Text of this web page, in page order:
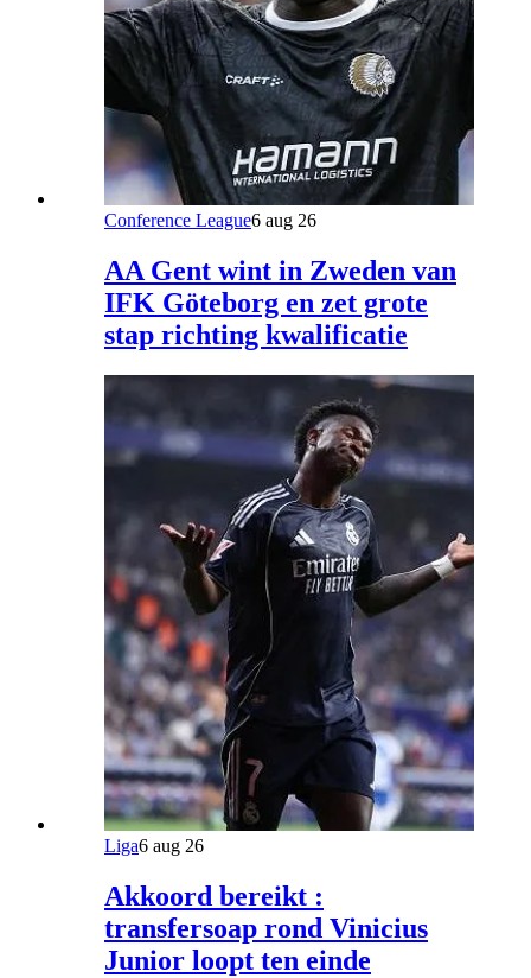
Conference League6 aug 26
AA Gent wint in Zweden van
IFK Göteborg en zet grote
stap richting kwalificatie
Liga6 aug 26
Akkoord bereikt :
transfersoap rond Vinicius
Junior loopt ten einde